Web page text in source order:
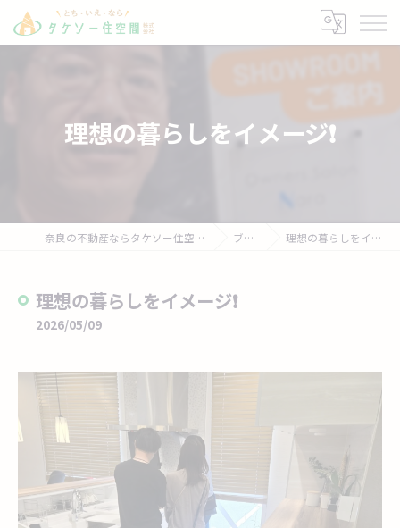
理想の暮らしをイメージ❗
奈良の不動産ならタケソー住空間株式会社 ブログ 理想の暮らしをイメージ❗
理想の暮らしをイメージ❗
2026/05/09